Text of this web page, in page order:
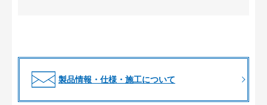
製品情報・仕様・施工について